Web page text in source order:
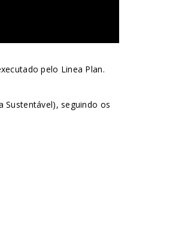
pelo Linea Plan.
Sustentável), seguindo os